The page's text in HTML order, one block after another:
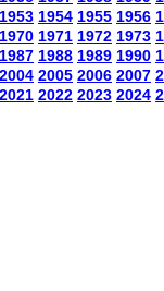
1953 1954 1955 1956
1970 1971 1972 1973
1987 1988 1989 1990
2004 2005 2006 2007
2021 2022 2023 2024